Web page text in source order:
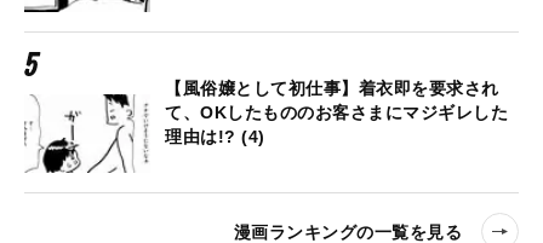
【風俗嬢として初仕事】着衣即を要求され
て、OKしたもののお客さまにマジギレした
理由は!? (4)
漫画ランキングの一覧を見る